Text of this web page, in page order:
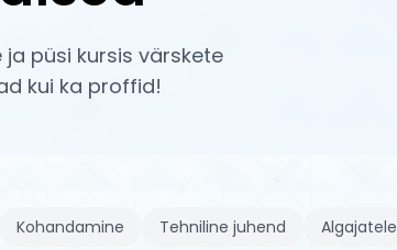
püsi kursis värskete
kui ka proffid!
Kohandamine Tehniline juhend Algajatele